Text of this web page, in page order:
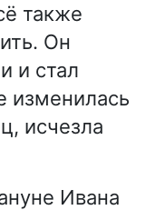
также
Он
и стал
изменилась
исчезла
Ивана